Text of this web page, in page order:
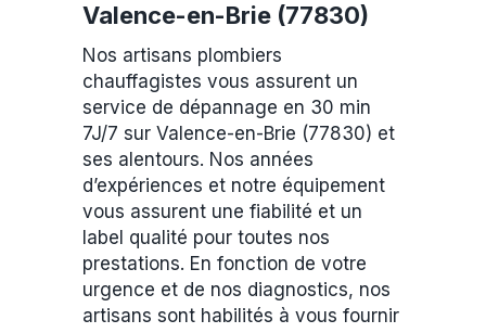
Valence-en-Brie (77830)
Nos artisans plombiers
chauffagistes vous assurent un
service de dépannage en 30 min
7J/7 sur Valence-en-Brie (77830) et
ses alentours. Nos années
d’expériences et notre équipement
vous assurent une fiabilité et un
label qualité pour toutes nos
prestations. En fonction de votre
urgence et de nos diagnostics, nos
artisans sont habilités à vous fournir